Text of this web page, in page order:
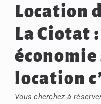
Location
La Ciotat
location
Vous cherchez à